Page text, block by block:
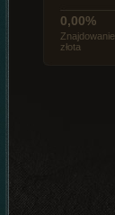
0,00%
Znajdowanie
złota